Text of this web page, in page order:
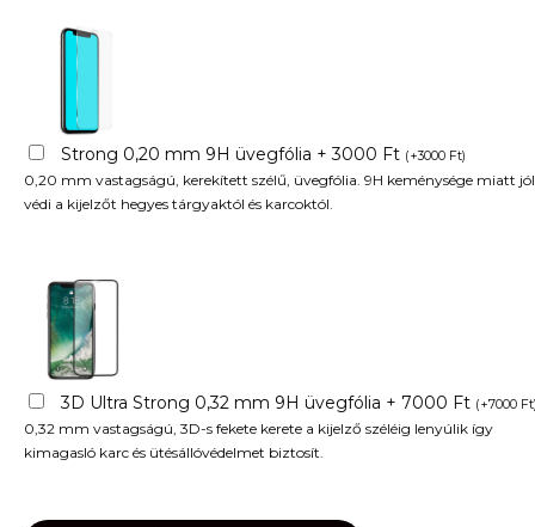
Strong 0,20 mm 9H üvegfólia + 3000 Ft (+3000 Ft)
0,20 mm vastagságú, kerekített szélű, üvegfólia. 9H keménysége miatt jól
védi a kijelzőt hegyes tárgyaktól és karcoktól.
3D Ultra Strong 0,32 mm 9H üvegfólia + 7000 Ft (+7000 Ft
0,32 mm vastagságú, 3D-s fekete kerete a kijelző széléig lenyúlik így
kimagasló karc és ütésállóvédelmet biztosít.